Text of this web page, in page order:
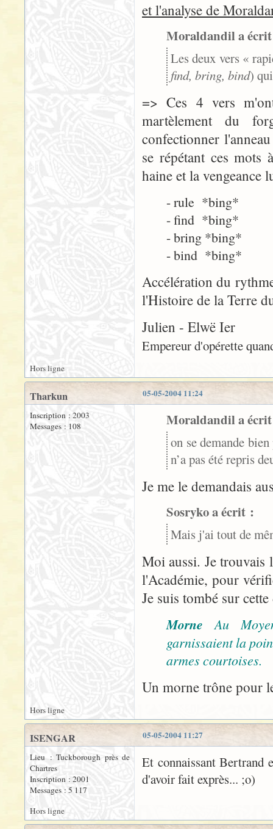
et l'analyse de
Moraldandil a
Les deux vers «
find, bring, bind)
=> Ces 4 vers
martèlement du
confectionner
se répétant ces
haine et la vengeance
- rule *bing*
- find *bing*
- bring *bing*
- bind *bing*
Accélération du
l'Histoire de la Terre
Julien - Elwë Ier
Empereur d'opérette
Hors ligne
05-05-2004 11:24
Tharkun
Inscription : 2003
Messages : 108
Moraldandil a
on se demande
n’a pas été repris
Je me le demandais
Sosryko a écrit :
Mais j'ai tout de
Moi aussi. Je trouvais
l'Académie, pour
Je suis tombé sur
MorneAu
garnissaient la
armes courtoises.
Un morne trône pour
Hors ligne
05-05-2004 11:27
ISENGAR
Lieu : Tuckborough près de
Chartres
Inscription : 2001
Messages : 5 117
Et connaissant Bertrand
d'avoir fait exprès... ;o)
Hors ligne